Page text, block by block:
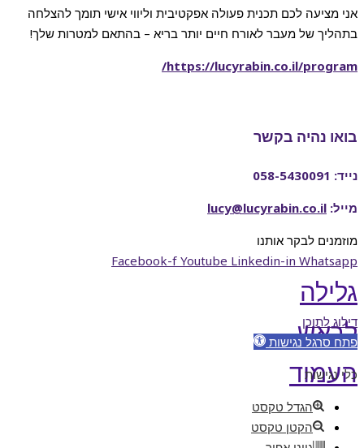
אני מציעה לכם תכנית פעולה אפקטיבית וליווי אישי תומך להצלחה
בתהליך של מעבר לאורח חיים יותר בריא – בהתאם למטרות שלך!
https://lucyrabin.co.il/program/
בואו נהיה בקשר
נייד: 058-5430091
מייל: lucy@lucyrabin.co.il
מוזמנים לבקר אותנו
Facebook-f Youtube Linkedin-in Whatsapp
גלילה
לראש
העמוד
דילוג לתוכן
פתח סרגל נגישות
כלי נגישות
הגדל טקסט
הקטן טקסט